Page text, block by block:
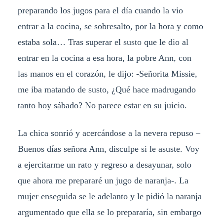
preparando los jugos para el día cuando la vio
entrar a la cocina, se sobresalto, por la hora y como
estaba sola… Tras superar el susto que le dio al
entrar en la cocina a esa hora, la pobre Ann, con
las manos en el corazón, le dijo: -Señorita Missie,
me iba matando de susto, ¿Qué hace madrugando
tanto hoy sábado? No parece estar en su juicio.
La chica sonrió y acercándose a la nevera repuso –
Buenos días señora Ann, disculpe si le asuste. Voy
a ejercitarme un rato y regreso a desayunar, solo
que ahora me prepararé un jugo de naranja-. La
mujer enseguida se le adelanto y le pidió la naranja
argumentado que ella se lo prepararía, sin embargo